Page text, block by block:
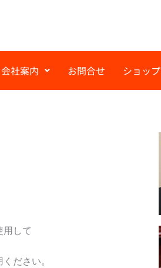
会社案内 お問合せ ショップ
用して
ださい。